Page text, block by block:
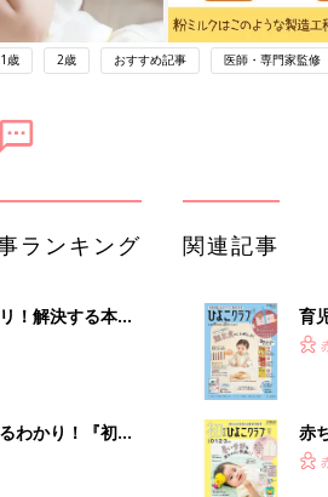
1歳 2歳 おすすめ記事 医師・専門家監修
ランキング
！解決する本
4カ月～2才
わかり！『初め
』〈巻頭大特
関連記事
育
『
赤
て